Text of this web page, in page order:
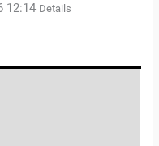
12:14 Details